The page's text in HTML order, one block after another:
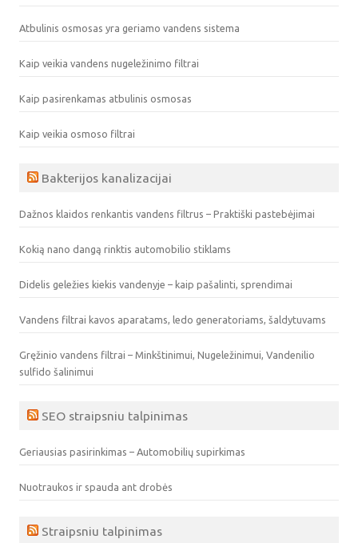
Atbulinis osmosas yra geriamo vandens sistema
Kaip veikia vandens nugeležinimo filtrai
Kaip pasirenkamas atbulinis osmosas
Kaip veikia osmoso filtrai
Bakterijos kanalizacijai
Dažnos klaidos renkantis vandens filtrus – Praktiški pastebėjimai
Kokią nano dangą rinktis automobilio stiklams
Didelis geležies kiekis vandenyje – kaip pašalinti, sprendimai
Vandens filtrai kavos aparatams, ledo generatoriams, šaldytuvams
Gręžinio vandens filtrai – Minkštinimui, Nugeležinimui, Vandenilio
sulfido šalinimui
SEO straipsniu talpinimas
Geriausias pasirinkimas – Automobilių supirkimas
Nuotraukos ir spauda ant drobės
Straipsniu talpinimas